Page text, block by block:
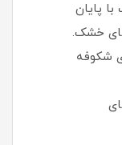
پایان
خشک.
شکوفه